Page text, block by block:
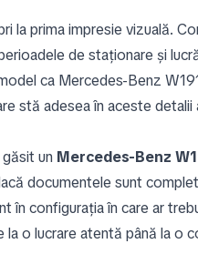
la prima impresie vizuală.
de staționare și
ca Mercedes-Benz
stă adesea în aceste detalii
un Mercedes-Benz
documentele sunt
în configurația în care ar
o lucrare atentă până la o